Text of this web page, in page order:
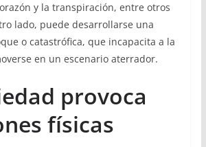
y la transpiración, entre otros
lado, puede desarrollarse una
o catastrófica, que incapacita a la
en un escenario aterrador.
provoca
físicas